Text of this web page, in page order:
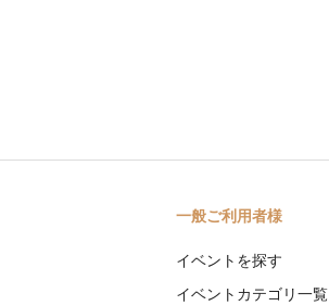
一般ご利用者様
イベントを探す
イベントカテゴリ一覧